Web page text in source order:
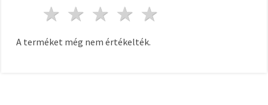
4 csillagok
3 csillagok
2 csillagok
1 csillag
A terméket még nem értékelték.